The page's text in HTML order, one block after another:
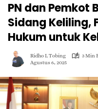
PN dan Pemkot
Sidang Keliling,
Hukum untuk
Ridho L Tobing
3 Min
Agustus 6, 2025